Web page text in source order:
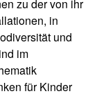
zu der von ihr
in
und
im
für Kinder